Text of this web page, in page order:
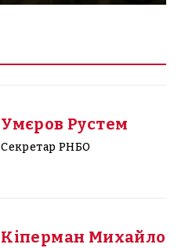
Умєров Рустем
Секретар РНБО
Кіперман Михайло